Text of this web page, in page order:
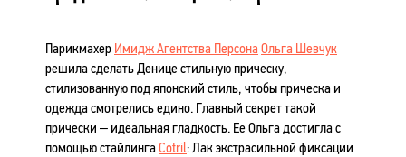
Парикмахер Имидж Агентства Персона Ольга Шевчук
решила сделать Денице стильную прическу,
стилизованную под японский стиль, чтобы прическа и
одежда смотрелись едино. Главный секрет такой
прически – идеальная гладкость. Ее Ольга достигла с
помощью стайлингаCotril: Лак экстрасильной фиксации